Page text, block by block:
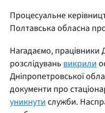
Процесуальне
Полтавська обласна
Нагадаємо,
розслідувань викрили
Дніпропетровської
документи про
уникнутислужби.